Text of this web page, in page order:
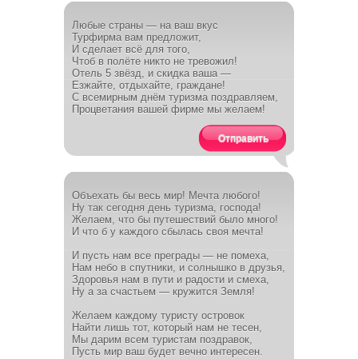
Любые страны — на ваш вкус
Турфирма вам предложит,
И сделает всё для того,
Чтоб в полёте никто не тревожил!
Отель 5 звёзд, и скидка ваша —
Езжайте, отдыхайте, граждане!
С всемирным днём туризма поздравляем,
Процветания вашей фирме мы желаем!
Отправить
Объехать бы весь мир! Мечта любого!
Ну так сегодня день туризма, господа!
Желаем, что бы путешествий было много!
И что б у каждого сбылась своя мечта!
И пусть нам все преграды — не помеха,
Нам небо в спутники, и солнышко в друзья,
Здоровья нам в пути и радости и смеха,
Ну а за счастьем — кружится Земля!
Желаем каждому туристу островок
Найти лишь тот, который нам не тесен,
Мы дарим всем туристам поздравок,
Пусть мир ваш будет вечно интересен.